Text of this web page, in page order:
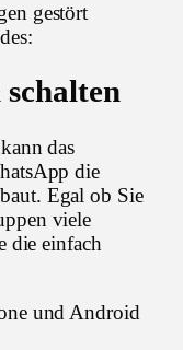
gestört
das
die
Egal ob Sie
viele
die einfach
und Android